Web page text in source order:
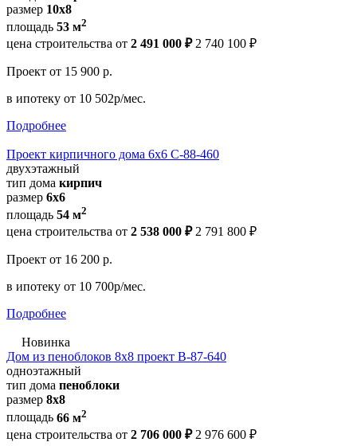
размер 10x8
площадь 53 м2
цена строительства от 2 491 000 ₽ 2 740 100 ₽
Проект от 15 900 р.
в ипотеку от 10 502р/мес.
Подробнее
Проект кирпичного дома 6х6 С-88-460
двухэтажный
тип дома кирпич
размер 6х6
площадь 54 м2
цена строительства от 2 538 000 ₽ 2 791 800 ₽
Проект от 16 200 р.
в ипотеку от 10 700р/мес.
Подробнее
Новинка
Дом из пеноблоков 8х8 проект В-87-640
одноэтажный
тип дома пеноблоки
размер 8x8
площадь 66 м2
цена строительства от 2 706 000 ₽ 2 976 600 ₽